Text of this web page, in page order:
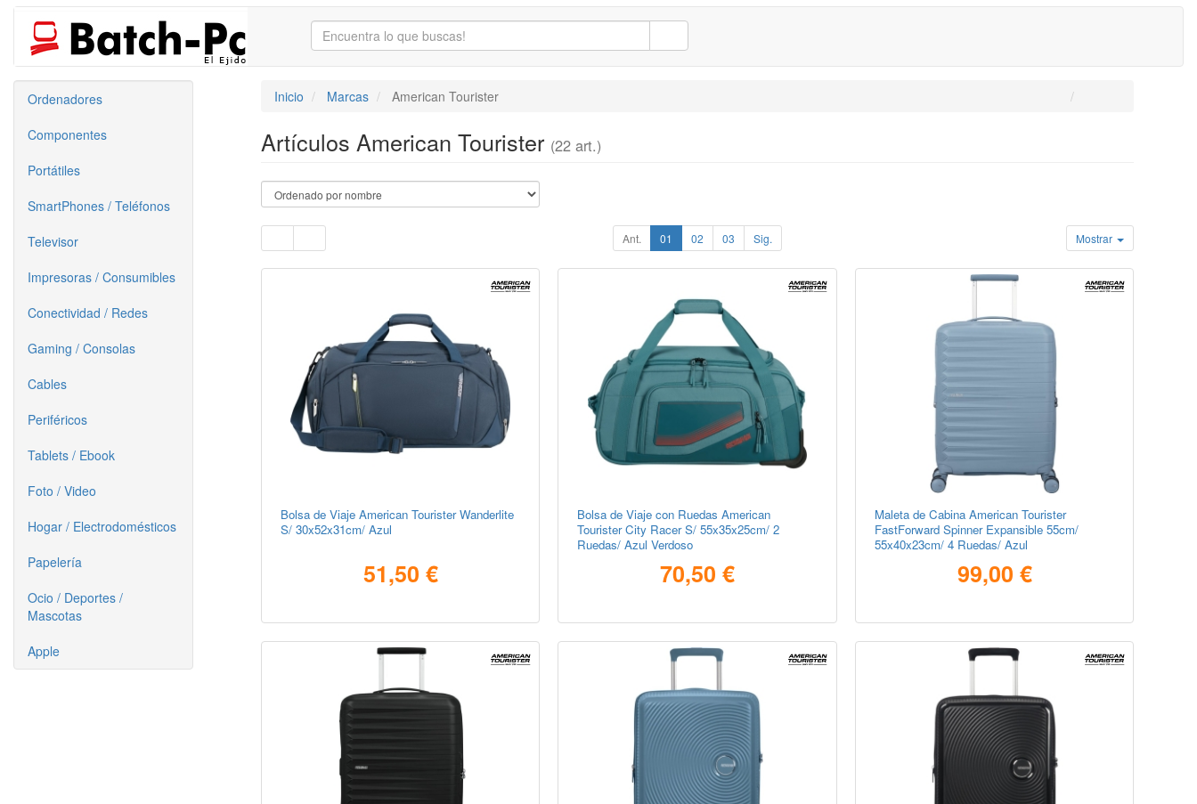
Ordenadores
Componentes
Portátiles
SmartPhones / Teléfonos
Televisor
Impresoras / Consumibles
Conectividad / Redes
Gaming / Consolas
Cables
Periféricos
Tablets / Ebook
Foto / Video
Hogar / Electrodomésticos
Papelería
Ocio / Deportes /
Mascotas
Apple
Inicio Marcas American Tourister
Artículos American Tourister (22 art.)
Ant. 01 02 03 Sig. Mostrar
Bolsa de Viaje American Tourister Wanderlite
S/ 30x52x31cm/ Azul
51,50 €
Bolsa de Viaje con Ruedas American
Tourister City Racer S/ 55x35x25cm/ 2
Ruedas/ Azul Verdoso
70,50 €
Maleta de Cabina American Tourister
FastForward Spinner Expansible 55cm/
55x40x23cm/ 4 Ruedas/ Azul
99,00 €